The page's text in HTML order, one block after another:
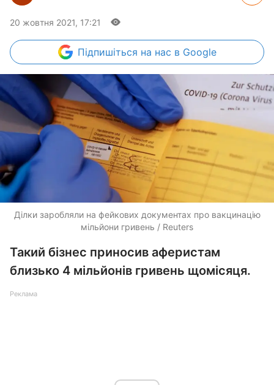
20 жовтня 2021, 17:21
Підпишіться на нас в Google
Ділки заробляли на фейкових документах про вакцинацію
мільйони гривень / Reuters
Такий бізнес приносив аферистам
близько 4 мільйонів гривень щомісяця.
Реклама